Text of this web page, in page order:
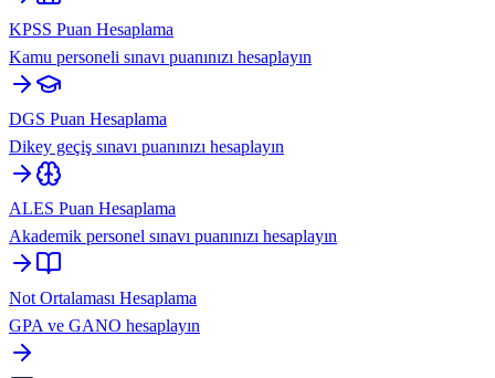
KPSS Puan Hesaplama
Kamu personeli sınavı puanınızı hesaplayın
DGS Puan Hesaplama
Dikey geçiş sınavı puanınızı hesaplayın
ALES Puan Hesaplama
Akademik personel sınavı puanınızı hesaplayın
Not Ortalaması Hesaplama
GPA ve GANO hesaplayın